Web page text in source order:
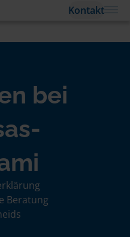
Kontakt
bei
Beratung